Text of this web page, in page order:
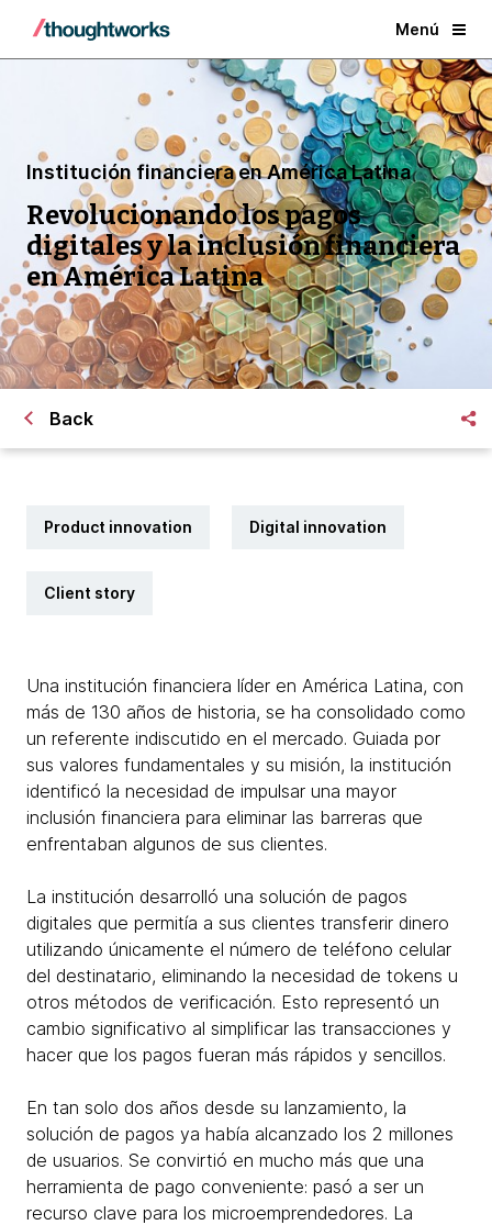
Menú
Institución financiera en América Latina
Revolucionando los pagos
digitales y la inclusión financiera
en América Latina
Back
Product innovation Digital innovation
Client story
Una institución financiera líder en América Latina, con
más de 130 años de historia, se ha consolidado como
un referente indiscutido en el mercado. Guiada por
sus valores fundamentales y su misión, la institución
identificó la necesidad de impulsar una mayor
inclusión financiera para eliminar las barreras que
enfrentaban algunos de sus clientes.
La institución desarrolló una solución de pagos
digitales que permitía a sus clientes transferir dinero
utilizando únicamente el número de teléfono celular
del destinatario, eliminando la necesidad de tokens u
otros métodos de verificación. Esto representó un
cambio significativo al simplificar las transacciones y
hacer que los pagos fueran más rápidos y sencillos.
En tan solo dos años desde su lanzamiento, la
solución de pagos ya había alcanzado los 2 millones
de usuarios. Se convirtió en mucho más que una
herramienta de pago conveniente: pasó a ser un
recurso clave para los microemprendedores. La